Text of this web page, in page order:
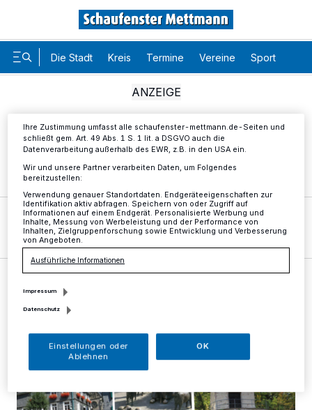
Die Stadt Kreis Termine Vereine Sport
Service Mediadaten
Kennungen auf Ihrem Gerät zu. Durch Auswahl von OK aktivieren Sie
Tracking-Technologien für die unter „Wir und unsere Partner
verarbeiten Daten, um Ihnen Dienste bereitzustellen“ aufgeführten
Zwecke. Wenn Tracker deaktiviert sind, sind manche Inhalte und
Anzeigen möglicherweise nicht mehr so relevant für Sie. Sie können
dieses Menü jederzeit wieder aufrufen, um Ihre Einstellungen zu
ändern oder Ihre Einwilligung zu widerrufen, indem Sie auf den Link
Einstellungen oder Ablehnen am unteren Rand der Webseite klicken.
Ihre Einstellungen gelten innerhalb unseres Website. Weitere
Ihre Zustimmung umfasst alle schaufenster-mettmann.de-Seiten und
schließt gem. Art. 49 Abs. 1 S. 1 lit. a DSGVO auch die
Datenverarbeitung außerhalb des EWR, z.B. in den USA ein.
Wir und unsere Partner verarbeiten Daten, um Folgendes
bereitzustellen:
Verwendung genauer Standortdaten. Endgeräteeigenschaften zur
Identifikation aktiv abfragen. Speichern von oder Zugriff auf
Informationen auf einem Endgerät. Personalisierte Werbung und
Inhalte, Messung von Werbeleistung und der Performance von
Inhalten, Zielgruppenforschung sowie Entwicklung und Verbesserung
von Angeboten.
Ausführliche Informationen
Impressum
Datenschutz
Einstellungen oder
Ablehnen
OK